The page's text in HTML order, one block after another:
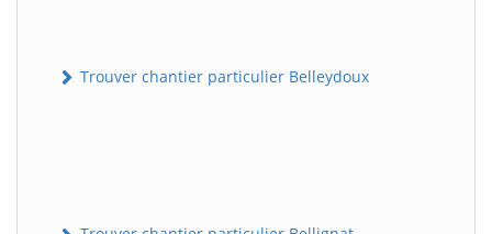
Trouver chantier particulier Belleydoux